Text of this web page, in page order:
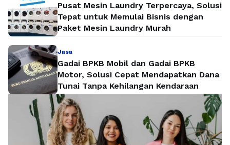
Pusat Mesin Laundry Terpercaya, Solusi
Tepat untuk Memulai Bisnis dengan
Paket Mesin Laundry Murah
Jasa
Gadai BPKB Mobil dan Gadai BPKB
Motor, Solusi Cepat Mendapatkan Dana
Tunai Tanpa Kehilangan Kendaraan